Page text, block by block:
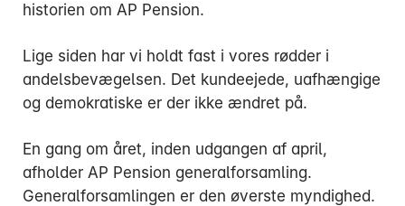
historien om AP Pension.
Lige siden har vi holdt fast i vores rødder i
andelsbevægelsen. Det kundeejede, uafhængige
og demokratiske er der ikke ændret på.
En gang om året, inden udgangen af april,
afholder AP Pension generalforsamling.
Generalforsamlingen er den øverste myndighed.